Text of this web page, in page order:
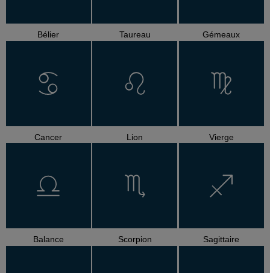
Bélier Taureau Gémeaux
Cancer Lion Vierge
Balance Scorpion Sagittaire